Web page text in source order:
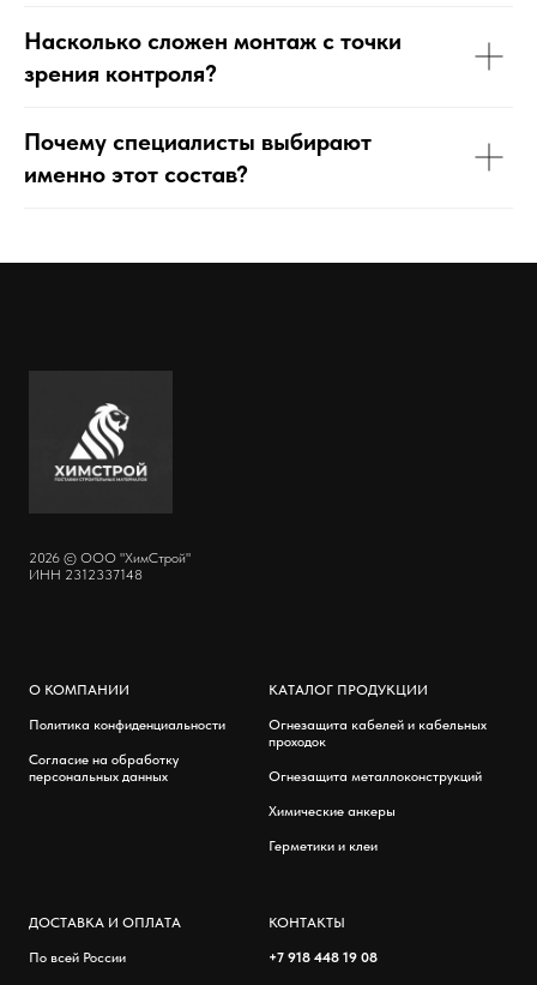
Насколько сложен монтаж с точки
зрения контроля?
Почему специалисты выбирают
именно этот состав?
2026 © ООО "ХимСтрой"
ИНН 2312337148
О КОМПАНИИ
Политика конфиденциальности
Согласие на обработку
персональных данных
КАТАЛОГ ПРОДУКЦИИ
Огнезащита кабелей и кабельных
проходок
Огнезащита металлоконструкций
Химические анкеры
Герметики и клеи
ДОСТАВКА И ОПЛАТА
По всей России
КОНТАКТЫ
+7 918 448 19 08